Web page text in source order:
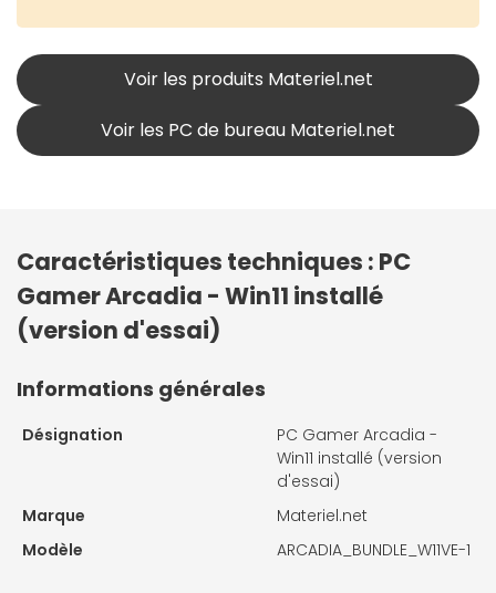
Voir les produits Materiel.net
Voir les PC de bureau Materiel.net
Caractéristiques techniques : PC
Gamer Arcadia - Win11 installé
(version d'essai)
Informations générales
Désignation
PC Gamer Arcadia -
Win11 installé (version
d'essai)
Marque
Materiel.net
Modèle
ARCADIA_BUNDLE_W11VE-1